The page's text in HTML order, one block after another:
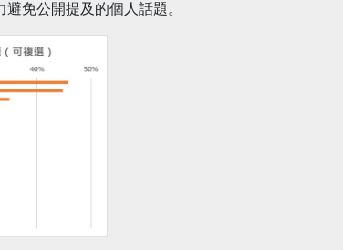
免公開提及的個人話題。